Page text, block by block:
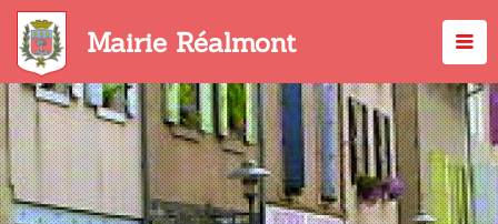
Aller
contenu
principal
Mairie Réalmont